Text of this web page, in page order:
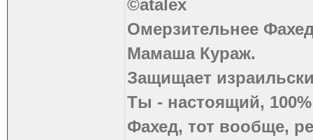
©atalex
Омерзительнее
Мамаша Кураж.
Защищает
Ты - настоящий,
Фахед, тот вообще,